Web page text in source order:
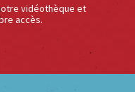
vidéothèque et
accès.